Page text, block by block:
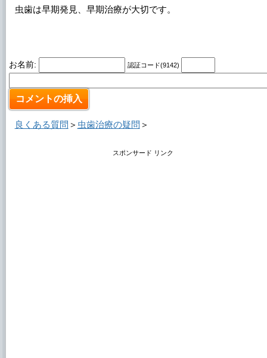
虫歯は早期発見、早期治療が大切です。
お名前: 認証コード(9142)
良くある質問 ＞ 虫歯治療の疑問 ＞
スポンサード リンク